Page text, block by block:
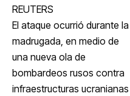
REUTERS
El ataque ocurrió durante la
madrugada, en medio de
una nueva ola de
bombardeos rusos contra
infraestructuras ucranianas